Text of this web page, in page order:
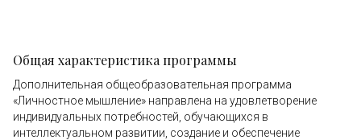
Общая характеристика программы
Дополнительная общеобразовательная программа
«Личностное мышление» направлена на удовлетворение
индивидуальных потребностей, обучающихся в
интеллектуальном развитии, создание и обеспечение